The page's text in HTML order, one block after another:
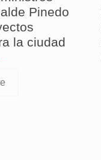
Pinedo
la ciudad